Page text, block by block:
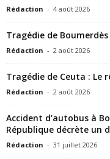
Rédaction - 4 août 2026
Tragédie de
Rédaction - 2 août 2026
Tragédie de Ceuta : Le
Rédaction - 2 août 2026
Accident d’autobus à
République décrète un
Rédaction - 31 juillet 2026